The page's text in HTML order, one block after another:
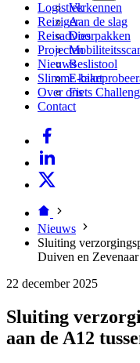
Verkennen
Aan de slag
Doorpakken
Beslistool
E-
Fiets
Logistiek
Reiziger
Reisadvies
Projecten
Nieuws
Slimme kaart
Over ons
Contact
Nieuws
Sluiting
Duiven en Zevenaar
22 december 2025
Sluiting
aan de A12